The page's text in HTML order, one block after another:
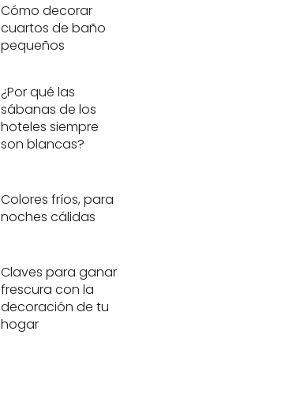
Cómo decorar
cuartos de baño
pequeños
¿Por qué las
sábanas de los
hoteles siempre
son blancas?
Colores fríos, para
noches cálidas
Claves para ganar
frescura con la
decoración de tu
hogar